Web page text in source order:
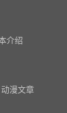
介绍
漫文章